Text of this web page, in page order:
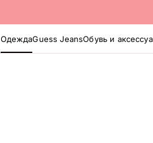
ОдеждаGuess JeansОбувь и